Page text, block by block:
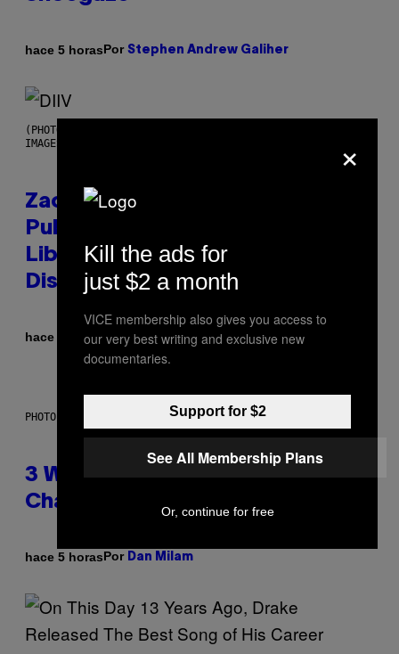
hace 5 horasPor Stephen Andrew Galiher
(PHOTO BY ROBERTO PANUCCI – CORBIS/CORBIS VIA GETTY
IMAGES)
Zachary Cole Smith Wants a
Publicly Owned Music Streaming
Library Built on Spotify’s
Dismantled Bones
hace 5 horas PorLauren Boisvert
PHOTO ILLUSTRATION BY IAN WALDIE/GETTY IMAGES
3 Ways Your Music Taste
Changes as You Get Older
hace 5 horasPor Dan Milam
×
Kill the ads for
just $2 a month
VICE membership also gives you access to
our very best writing and exclusive new
documentaries.
Support for $2
See All Membership Plans
Or, continue for free